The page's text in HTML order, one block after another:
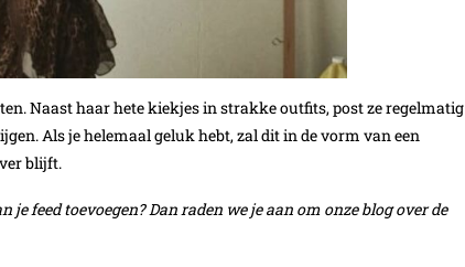
Naast haar hete kiekjes in strakke outfits, post ze regelmatig
Als je helemaal geluk hebt, zal dit in de vorm van een
blijft.
feed toevoegen? Dan raden we je aan om onze blog over de